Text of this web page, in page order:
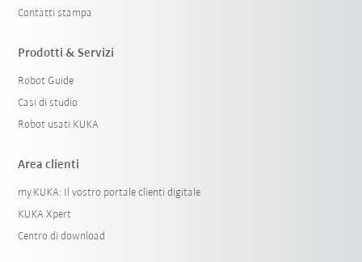
Contatti stampa
Prodotti & Servizi
Robot Guide
Casi di studio
Robot usati KUKA
Area clienti
my.KUKA: Il vostro portale clienti digitale
KUKA Xpert
Centro di download